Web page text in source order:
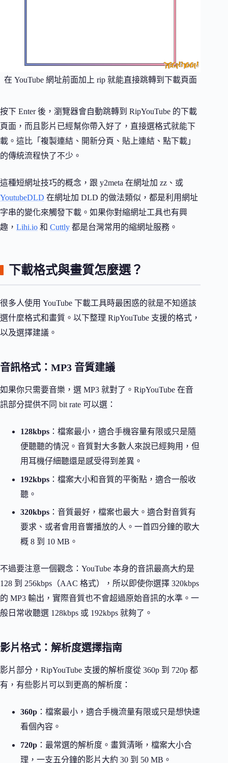
在 YouTube 網址前面加上 rip 就能直接跳轉到下載頁面
按下 Enter 後，瀏覽器會自動跳轉到 RipYouTube 的下載
頁面，而且影片已經幫你帶入好了，直接選格式就能下
載。這比「複製連結、開新分頁、貼上連結、點下載」
的傳統流程快了不少。
這種短網址技巧的概念，跟 y2meta 在網址加 zz、或
YoutubeDLD 在網址加 DLD 的做法類似，都是利用網址
字串的變化來觸發下載。如果你對縮網址工具也有興
趣， Lihi.io 和 Cuttly 都是台灣常用的縮網址服務。
下載格式與畫質怎麼選？
很多人使用 YouTube 下載工具時最困惑的就是不知道該
選什麼格式和畫質。以下整理 RipYouTube 支援的格式，
以及選擇建議。
音訊格式：MP3 音質建議
如果你只需要音樂，選 MP3 就對了。RipYouTube 在音
訊部分提供不同 bit rate 可以選：
128kbps ：檔案最小，適合手機容量有限或只是隨
便聽聽的情況。音質對大多數人來說已經夠用，但
用耳機仔細聽還是感受得到差異。
192kbps ：檔案大小和音質的平衡點，適合一般收
聽。
320kbps ：音質最好，檔案也最大。適合對音質有
要求、或者會用音響播放的人。一首四分鐘的歌大
概 8 到 10 MB。
不過要注意一個觀念：YouTube 本身的音訊最高大約是
128 到 256kbps（AAC 格式），所以即使你選擇 320kbps
的 MP3 輸出，實際音質也不會超過原始音訊的水準。一
般日常收聽選 128kbps 或 192kbps 就夠了。
影片格式：解析度選擇指南
影片部分，RipYouTube 支援的解析度從 360p 到 720p 都
有，有些影片可以到更高的解析度：
360p ：檔案最小，適合手機流量有限或只是想快速
看個內容。
720p ：最常選的解析度。畫質清晰，檔案大小合
理，一支五分鐘的影片大約 30 到 50 MB。